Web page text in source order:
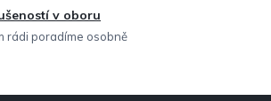
v
ý
v oboru
rádi poradíme osobně